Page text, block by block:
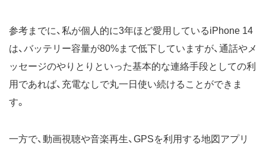
参考までに、私が個人的に3年ほど愛用しているiPhone 14
は、バッテリー容量が80%まで低下していますが、通話やメ
ッセージのやりとりといった基本的な連絡手段としての利
用であれば、充電なしで丸一日使い続けることができま
す。
一方で、動画視聴や音楽再生、GPSを利用する地図アプリ